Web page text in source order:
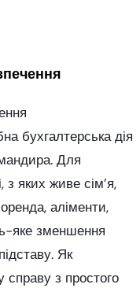
бухгалтерська дія
Для
яких живе сім’я,
аліменти,
яке зменшення
Як
справу з простого